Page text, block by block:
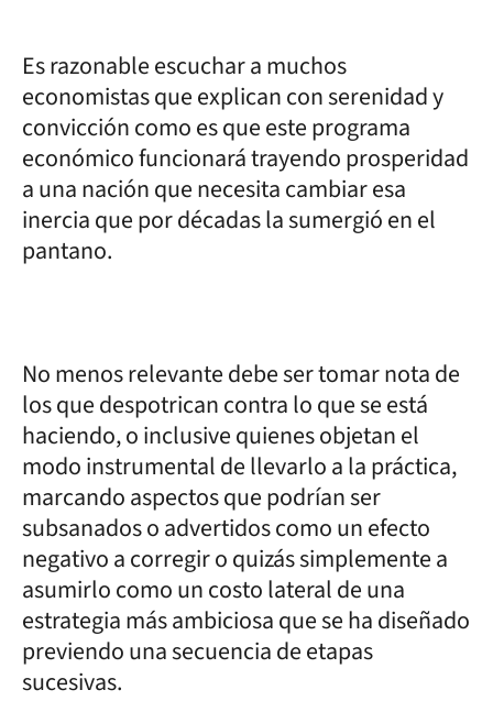
Es razonable escuchar a muchos
economistas que explican con serenidad y
convicción como es que este programa
económico funcionará trayendo prosperidad
a una nación que necesita cambiar esa
inercia que por décadas la sumergió en el
pantano.
No menos relevante debe ser tomar nota de
los que despotrican contra lo que se está
haciendo, o inclusive quienes objetan el
modo instrumental de llevarlo a la práctica,
marcando aspectos que podrían ser
subsanados o advertidos como un efecto
negativo a corregir o quizás simplemente a
asumirlo como un costo lateral de una
estrategia más ambiciosa que se ha diseñado
previendo una secuencia de etapas
sucesivas.